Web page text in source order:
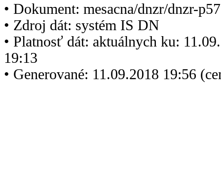
• Dokument: mesacna/dnzr/dnzr-
• Zdroj dát: systém IS DN
• Platnosť dát: aktuálnych ku:
19:13
• Generované: 11.09.2018 19:56